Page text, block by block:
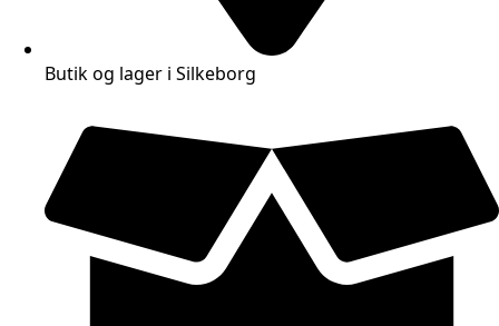
Butik og lager i Silkeborg